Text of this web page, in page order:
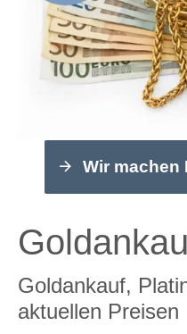
Wir machen
Goldankauf,
aktuellen Preisen